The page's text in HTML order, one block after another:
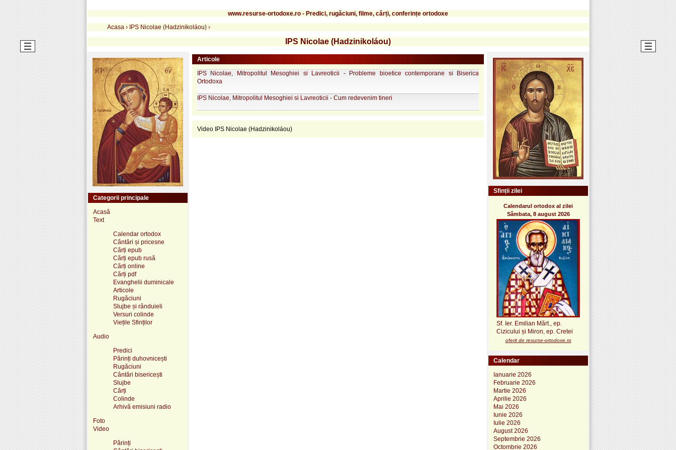
www.resurse-ortodoxe.ro - Predici, rugăciuni, filme, cărți, conferințe ortodoxe
Acasa › IPS Nicolae (Hadzinikoláou) ›
IPS Nicolae (Hadzinikoláou)
Categorii principale
Acasă
Text
Calendar ortodox
Cântări și pricesne
Cărți epub
Cărți epub rusă
Cărți online
Cărți pdf
Evanghelii duminicale
Articole
Rugăciuni
Slujbe și rânduieli
Versuri colinde
Viețile Sfinților
Audio
Predici
Părinți duhovnicești
Rugăciuni
Cântări bisericești
Slujbe
Cărți
Colinde
Arhivă emisiuni radio
Foto
Video
Părinți
Articole
IPS Nicolae, Mitropolitul Mesoghiei si Lavreoticii - Probleme bioetice contemporane si Biserica
Ortodoxa
IPS Nicolae, Mitropolitul Mesoghiei si Lavreoticii - Cum redevenim tineri
Video IPS Nicolae (Hadzinikoláou)
Sfinții zilei
Calendarul ortodox al zilei
Sâmbata, 8 august 2026
Sf. Ier. Emilian Mărt., ep.
Cizicului și Miron, ep. Cretei
oferit de resurse-ortodoxe.ro
Calendar
Ianuarie 2026
Februarie 2026
Martie 2026
Aprilie 2026
Mai 2026
Iunie 2026
Iulie 2026
August 2026
Septembrie 2026
Octombrie 2026